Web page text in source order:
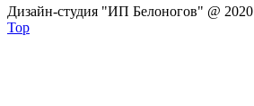
Дизайн-студия "ИП Белоногов" @ 2020
Top